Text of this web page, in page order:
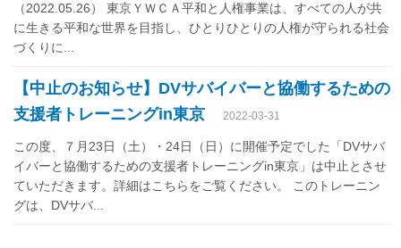
（2022.05.26） 東京ＹＷＣＡ平和と人権事業は、すべての人が共
に生きる平和な世界を目指し、ひとりひとりの人権が守られる社会
づくりに...
【中止のお知らせ】DVサバイバーと協働するための
支援者トレーニングin東京
2022-03-31
この度、７月23日（土）・24日（日）に開催予定でした「DVサバ
イバーと協働するための支援者トレーニングin東京」は中止とさせ
ていただきます。詳細はこちらをご覧ください。 このトレーニン
グは、DVサバ...